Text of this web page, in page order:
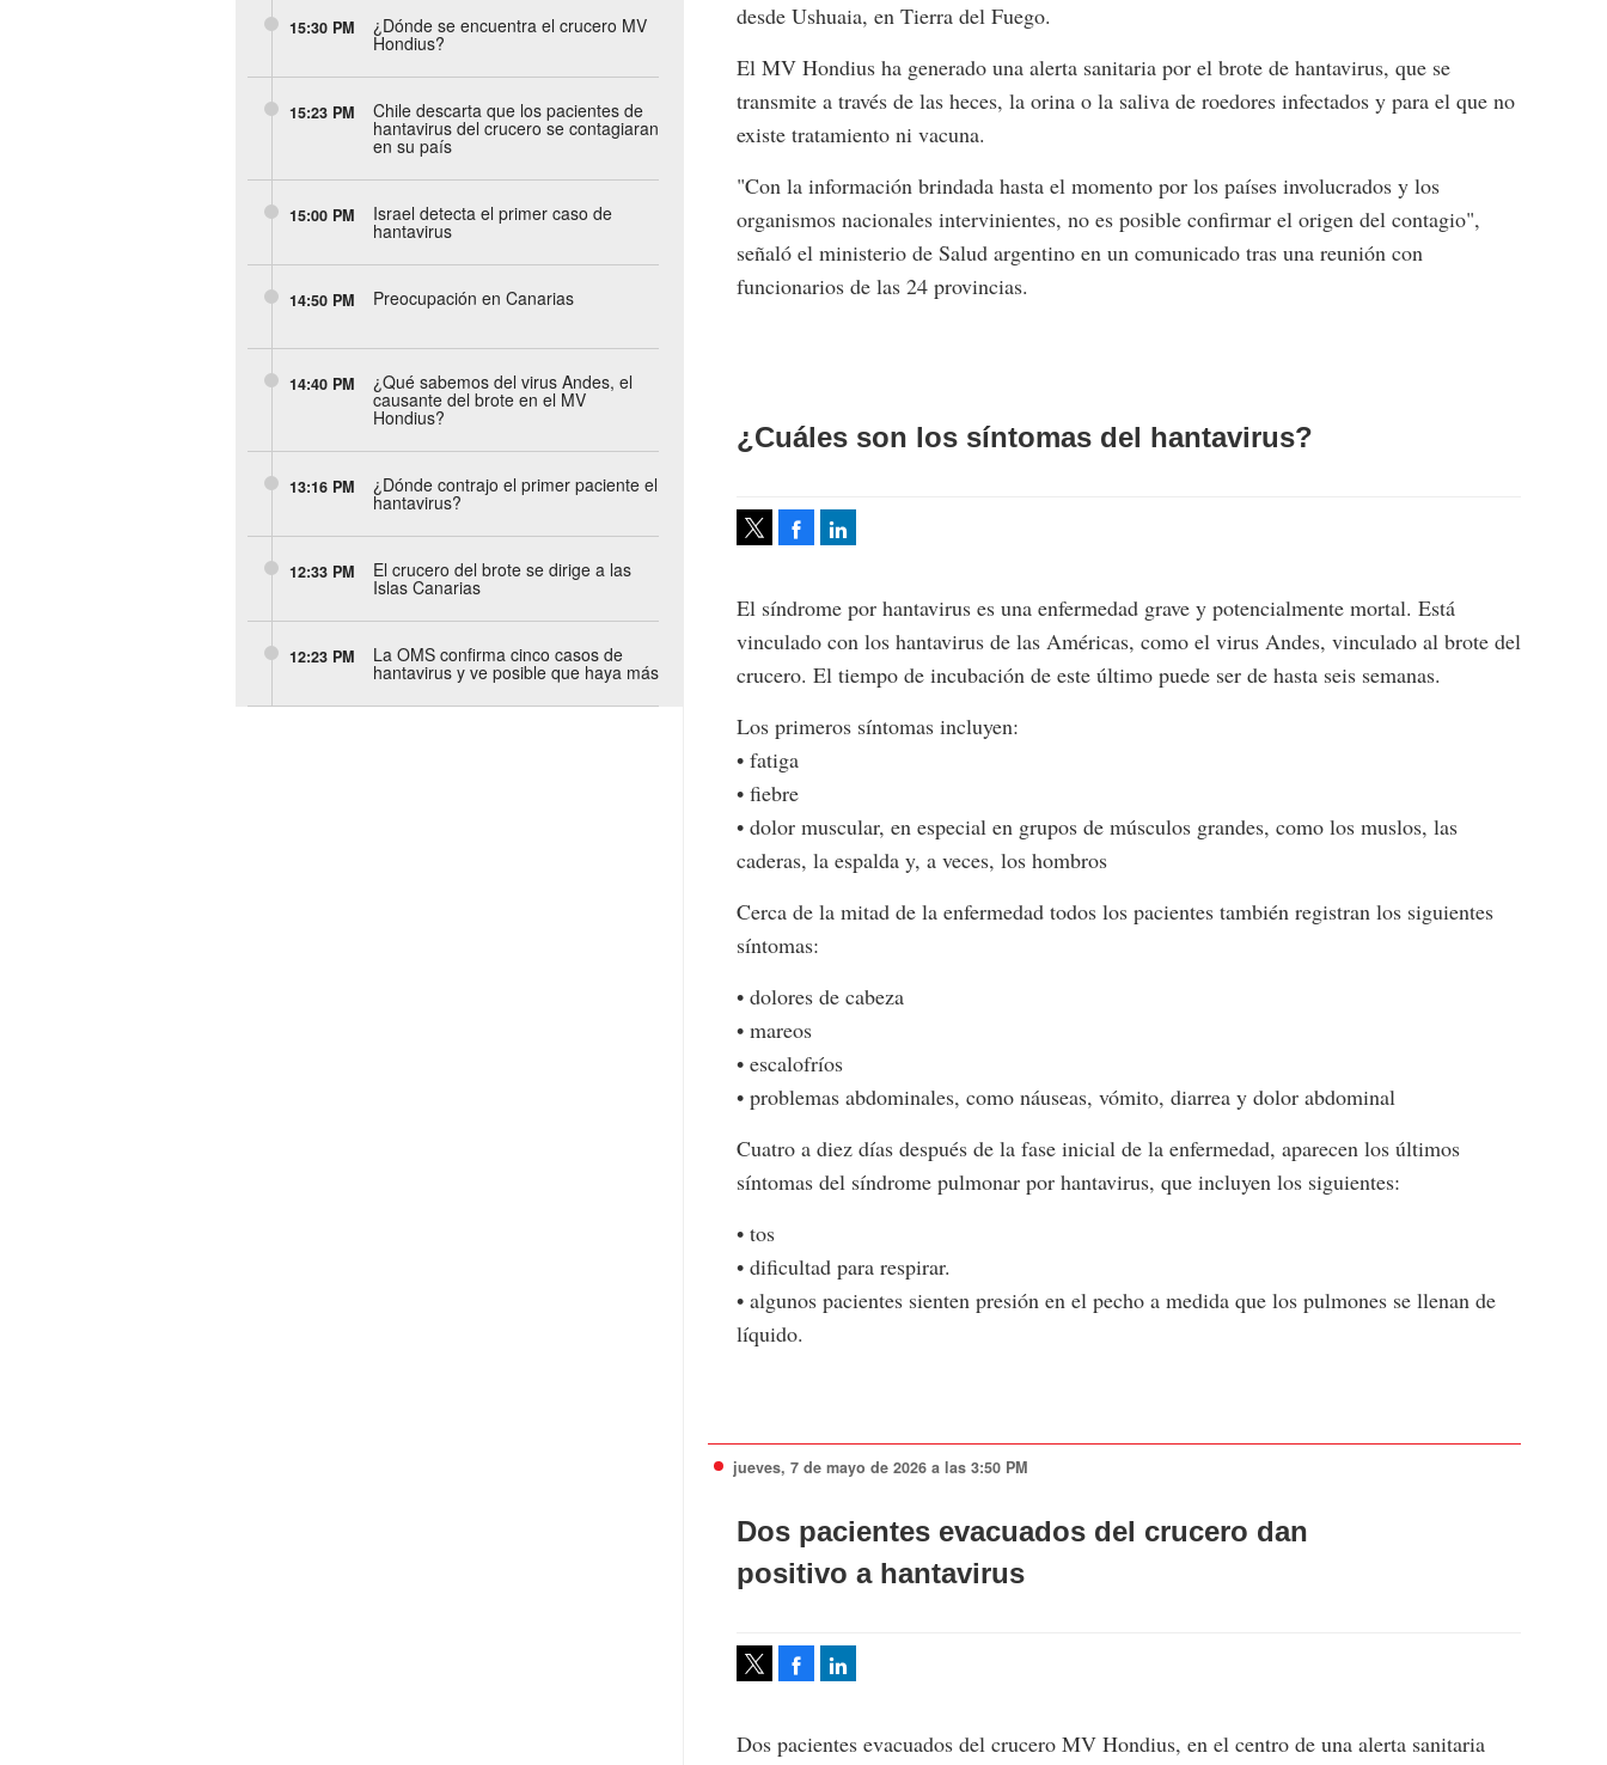
jueves, 7 de mayo de 2026 a las 3:50 PM
Dos pacientes evacuados del crucero dan
positivo a hantavirus
Facebook
Dos pacientes evacuados del crucero MV Hondius, en el centro de una alerta sanitaria
¿Cuáles son los síntomas del hantavirus?
Facebook
El síndrome por hantavirus es una enfermedad grave y potencialmente mortal. Está
vinculado con los hantavirus de las Américas, como el virus Andes, vinculado al brote del
crucero. El tiempo de incubación de este último puede ser de hasta seis semanas.
Los primeros síntomas incluyen:
• fatiga
• fiebre
• dolor muscular, en especial en grupos de músculos grandes, como los muslos, las
caderas, la espalda y, a veces, los hombros
Cerca de la mitad de la enfermedad todos los pacientes también registran los siguientes
síntomas:
• dolores de cabeza
• mareos
• escalofríos
• problemas abdominales, como náuseas, vómito, diarrea y dolor abdominal
Cuatro a diez días después de la fase inicial de la enfermedad, aparecen los últimos
síntomas del síndrome pulmonar por hantavirus, que incluyen los siguientes:
• tos
• dificultad para respirar.
• algunos pacientes sienten presión en el pecho a medida que los pulmones se llenan de
líquido.
desde Ushuaia, en Tierra del Fuego.
El MV Hondius ha generado una alerta sanitaria por el brote de hantavirus, que se
transmite a través de las heces, la orina o la saliva de roedores infectados y para el que no
existe tratamiento ni vacuna.
"Con la información brindada hasta el momento por los países involucrados y los
organismos nacionales intervinientes, no es posible confirmar el origen del contagio",
señaló el ministerio de Salud argentino en un comunicado tras una reunión con
funcionarios de las 24 provincias.
12:23 PM La OMS confirma cinco casos de
hantavirus y ve posible que haya más
12:33 PM El crucero del brote se dirige a las
Islas Canarias
13:16 PM ¿Dónde contrajo el primer paciente el
hantavirus?
14:40 PM ¿Qué sabemos del virus Andes, el
causante del brote en el MV
Hondius?
14:50 PM Preocupación en Canarias
15:00 PM Israel detecta el primer caso de
hantavirus
15:23 PM Chile descarta que los pacientes de
hantavirus del crucero se contagiaran
en su país
15:30 PM ¿Dónde se encuentra el crucero MV
Hondius?